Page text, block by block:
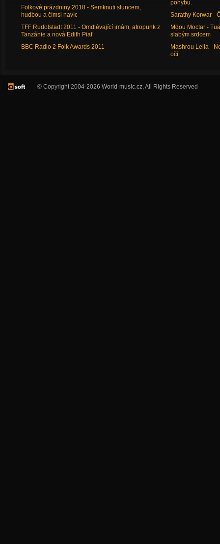
Folkové prázdniny 2018 - Semknuti sluncem,
hudbou a čímsi navíc
TFF Rudolstadt 2011 - Omdlévající imám, afropunk z
Tanzánie a nová Edith Piaf
BBC Radio 2 Folk Awards 2011
pohybu.
Sarathy Korwar -
Mdou Moctar -
slabým srdcem
Mashrou Leila -
očí
© Copyright 2004-2026 World-music.cz, All Rights Reserved